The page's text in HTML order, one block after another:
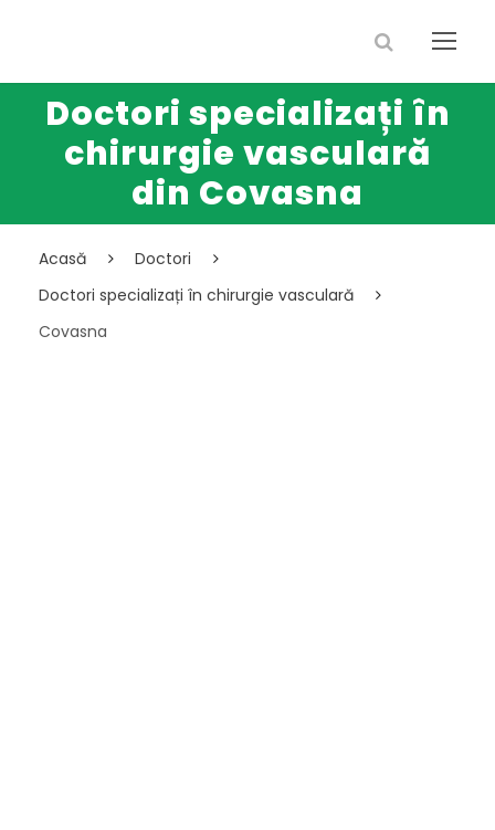
Doctori specializați în
chirurgie vasculară
din Covasna
Acasă
Doctori
Doctori specializați în chirurgie vasculară
Covasna